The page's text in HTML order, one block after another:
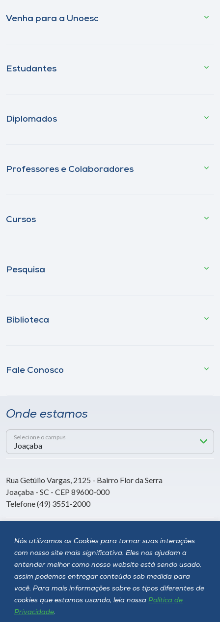
Nós utilizamos os Cookies para tornar suas interações
com nosso site mais significativa. Eles nos ajudam a
entender melhor como nosso website está sendo usado,
assim podemos entregar conteúdo sob medida para
você. Para mais informações sobre os tipos diferentes de
cookies que estamos usando, leia nossa Política de
Privacidade.
Venha para a Unoesc
Estudantes
Diplomados
Professores e Colaboradores
Cursos
Pesquisa
Biblioteca
Fale Conosco
Onde estamos
Selecione o campus
Rua Getúlio Vargas, 2125 - Bairro Flor da Serra
Joaçaba - SC - CEP 89600-000
Telefone (49) 3551-2000
Siga a Unoesc